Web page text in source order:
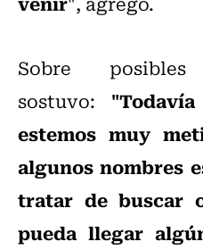
Sobre posibles
sostuvo:
estemos muy
algunos nombres
tratar de buscar
pueda llegar